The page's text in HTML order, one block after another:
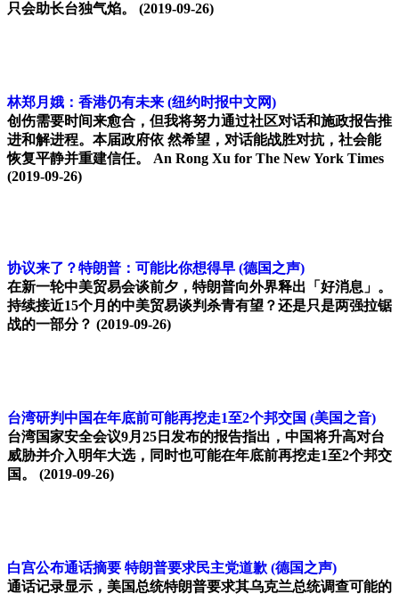
只会助长台独气焰。
(2019-09-26)
林郑月娥：香港仍有未来 (纽约时报中文网)
创伤需要时间来愈合，但我将努力通过社区对话和施政报告推
进和解进程。本届政府依 然希望，对话能战胜对抗，社会能
恢复平静并重建信任。 An Rong Xu for The New York Times
(2019-09-26)
协议来了？特朗普：可能比你想得早 (德国之声)
在新一轮中美贸易会谈前夕，特朗普向外界释出「好消息」。
持续接近15个月的中美贸易谈判杀青有望？还是只是两强拉锯
战的一部分？ (2019-09-26)
台湾研判中国在年底前可能再挖走1至2个邦交国 (美国之音)
台湾国家安全会议9月25日发布的报告指出，中国将升高对台
威胁并介入明年大选，同时也可能在年底前再挖走1至2个邦交
国。
(2019-09-26)
白宫公布通话摘要 特朗普要求民主党道歉 (德国之声)
通话记录显示，美国总统特朗普要求其乌克兰总统调查可能的